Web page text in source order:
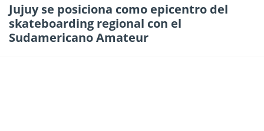
Jujuy se posiciona como epicentro del
skateboarding regional con el
Sudamericano Amateur